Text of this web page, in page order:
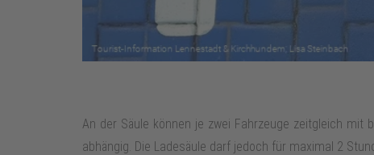
An der Säule können je zwei Fahrzeuge zeitgleich mit
abhängig. Die Ladesäule darf jedoch für maximal 2